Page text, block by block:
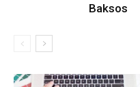
Baksos